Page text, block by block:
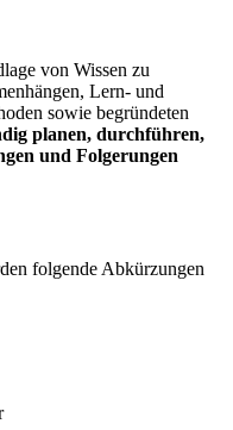
von Wissen zu
Lern- und
sowie begründeten
planen, durchführen,
und Folgerungen
folgende Abkürzungen